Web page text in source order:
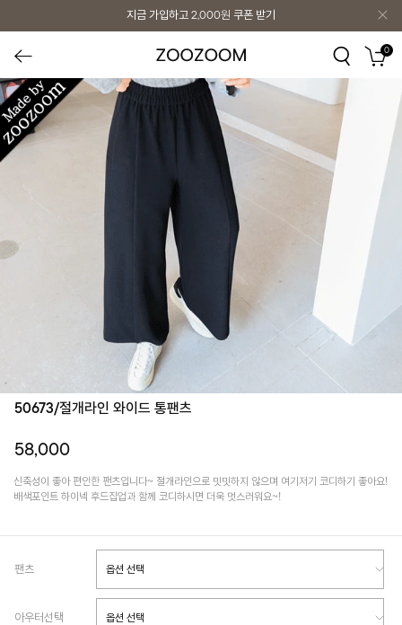
지금 가입하고 2,000원 쿠폰 받기
0
50673/절개라인 와이드 통팬츠
58,000
신축성이 좋아 편안한 팬츠입니다~ 절개라인으로 밋밋하지 않으며 여기저기 코디하기 좋아요!
배색포인트 하이넥 후드집업과 함께 코디하시면 더욱 멋스러워요~!
팬츠
아우터선택